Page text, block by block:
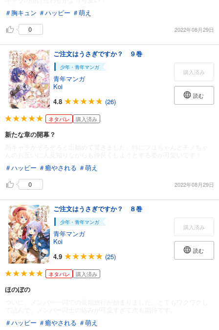
＃胸キュン ＃ハッピー ＃萌え
0
2022年08月29日
ご注文はうさぎですか？ ９巻
少年・青年マンガ
青年マンガ
Koi
4.8
(26)
購入済み
読む
ネタバレ 購入済み
新たな章の開幕？
＃ハッピー ＃癒やされる ＃萌え
0
2022年08月29日
ご注文はうさぎですか？ ８巻
少年・青年マンガ
青年マンガ
Koi
4.9
(25)
購入済み
読む
ネタバレ 購入済み
ほのぼの
＃ハッピー ＃癒やされる ＃萌え